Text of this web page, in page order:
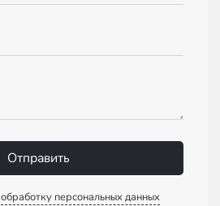
Отправить
обработку персональных данных